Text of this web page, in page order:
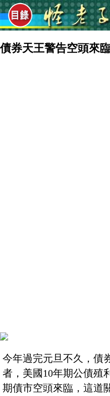
債券天王警告空頭來
今年過完元旦不久，債
者，美國10年期公債殖
期債市空頭來臨，這道